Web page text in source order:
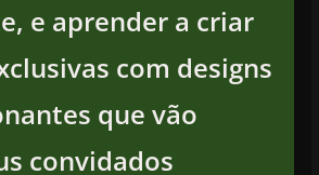
e aprender a criar
com designs
que vão
convidados